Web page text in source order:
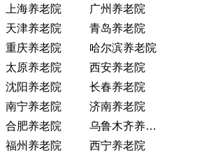
上海养老院
广州养老院
天津养老院
青岛养老院
重庆养老院
哈尔滨养老院
太原养老院
西安养老院
沈阳养老院
长春养老院
南宁养老院
济南养老院
合肥养老院
乌鲁木齐养老院
福州养老院 西宁养老院